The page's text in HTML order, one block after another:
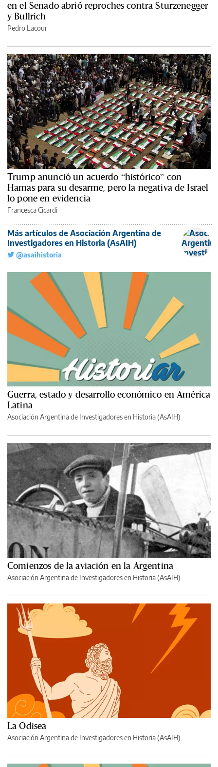
en el Senado abrió reproches contra Sturzenegger
y Bullrich
Pedro Lacour
Trump anunció un acuerdo “histórico” con
Hamas para su desarme, pero la negativa de Israel
lo pone en evidencia
Francesca Cicardi
Más artículos de Asociación Argentina de
Investigadores en Historia (AsAIH)
@asaihistoria
Guerra, estado y desarrollo económico en América
Latina
Asociación Argentina de Investigadores en Historia (AsAIH)
Comienzos de la aviación en la Argentina
Asociación Argentina de Investigadores en Historia (AsAIH)
La Odisea
Asociación Argentina de Investigadores en Historia (AsAIH)